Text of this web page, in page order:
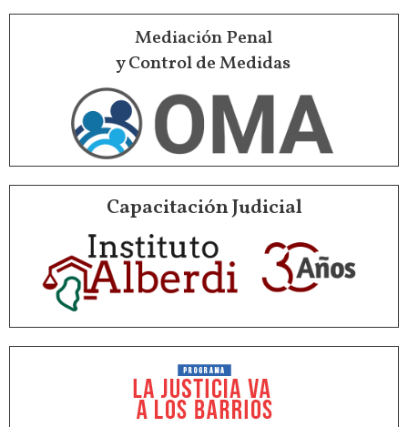
Mediación Penal
y Control de Medidas
Capacitación Judicial